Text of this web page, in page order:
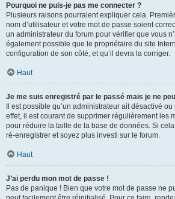
Pourquoi ne puis-je pas me connecter ?
Plusieurs raisons pourraient expliquer cela.
nom d’utilisateur et votre mot de passe soient
un administrateur du forum pour vérifier que vous
également possible que le propriétaire du site
configuration de son côté, et qu’il devra la corriger.
Haut
Je me suis enregistré par le passé mais je ne
Il est possible qu’un administrateur ait désactivé
effet, il est courant de supprimer régulièrement les
pour réduire la taille de la base de données. Si
ré-enregistrer et soyez plus investi sur le forum.
Haut
J’ai perdu mon mot de passe !
Pas de panique ! Bien que votre mot de passe ne